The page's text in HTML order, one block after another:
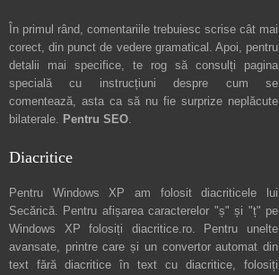
În primul rând, comentariile trebuiesc scrise cât mai
corect, din punct de vedere gramatical. Apoi, pentru
detalii mai specifice, te rog să consulți pagina
specială cu instrucțiuni despre cum se
comentează, asta ca să nu fie surprize neplăcute
bilaterale. Pentru SEO.
Diacritice
Pentru Windows XP am folosit diacriticele lui
Secărică. Pentru afișarea caracterelor "ș" și "ț" pe
Windows XP folosiți diacritice.ro. Pentru unelte
avansate, printre care și un convertor automat din
text fără diacritice în text cu diacritice, folosiți